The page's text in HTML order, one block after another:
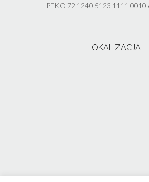
PEKO 72 1240 5123 1111 0010
LOKALIZACJA